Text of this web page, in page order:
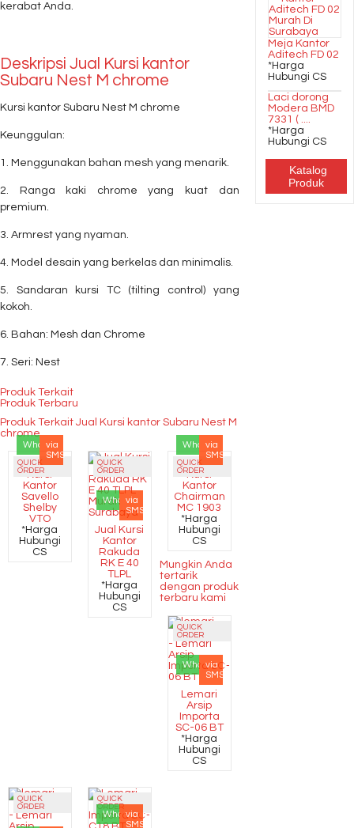
kerabat Anda.
Deskripsi Jual Kursi kantor
Subaru Nest M chrome
Kursi kantor Subaru Nest M chrome
Keunggulan:
1. Menggunakan bahan mesh yang menarik.
2. Ranga kaki chrome yang kuat dan
premium.
3. Armrest yang nyaman.
4. Model desain yang berkelas dan minimalis.
5. Sandaran kursi TC (tilting control) yang
kokoh.
6. Bahan: Mesh dan Chrome
7. Seri: Nest
Produk Terkait
Produk Terbaru
Produk Terkait Jual Kursi kantor Subaru Nest M
chrome
QUICK
ORDER
Whatsapp
via
SMS
Kursi
Kantor
Savello
Shelby
VTO
*Harga
Hubungi
CS
QUICK
ORDER
Whatsapp
via
SMS
Jual Kursi
Kantor
Rakuda
RK E 40
TLPL
*Harga
Hubungi
CS
QUICK
ORDER
Whatsapp
via
SMS
Kursi
Kantor
Chairman
MC 1903
*Harga
Hubungi
CS
Mungkin Anda
tertarik
dengan produk
terbaru kami
QUICK
ORDER
Whatsapp
via
SMS
Lemari
Arsip
Importa
SC-06 BT
*Harga
Hubungi
CS
QUICK
ORDER
QUICK
ORDER
Whatsapp
via
SMS
Meja Kantor
Aditech FD 02
*Harga
Hubungi CS
Laci dorong
Modera BMD
7331 ( ....
*Harga
Hubungi CS
Katalog
Produk